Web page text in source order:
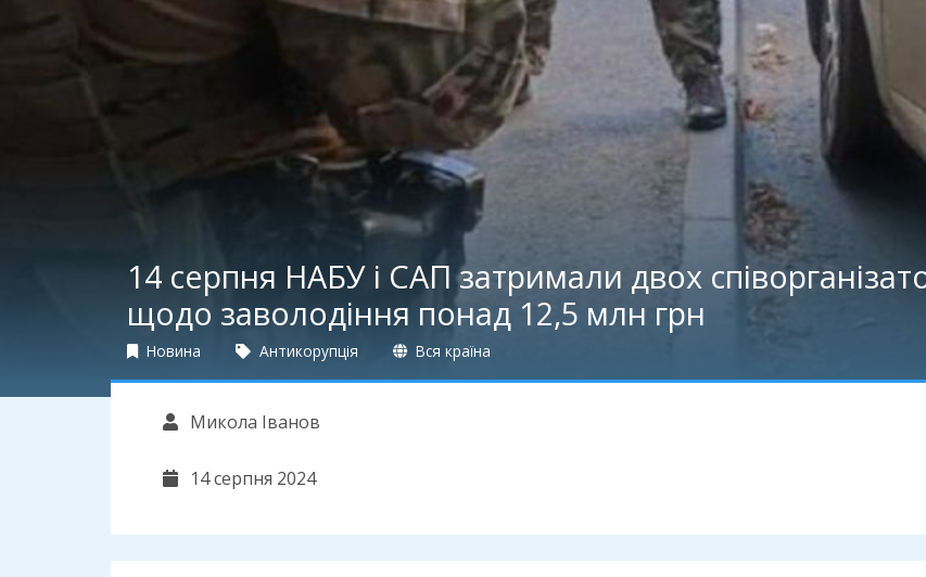
14 серпня НАБУ і САП затримали двох
щодо заволодіння понад 12,5 млн грн
Новина Антикорупція Вся країна
Микола Іванов
14 серпня 2024